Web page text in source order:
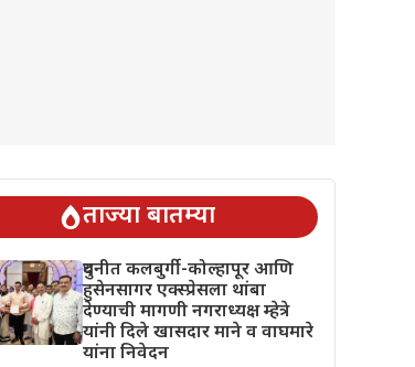
ताज्या बातम्या
दुधनीत कलबुर्गी-कोल्हापूर आणि
हुसेनसागर एक्स्प्रेसला थांबा
देण्याची मागणी नगराध्यक्ष म्हेत्रे
यांनी दिले खासदार माने व वाघमारे
यांना निवेदन